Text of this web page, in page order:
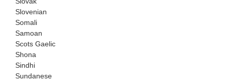
Slovenian
Somali
Samoan
Scots Gaelic
Shona
Sindhi
Sundanese